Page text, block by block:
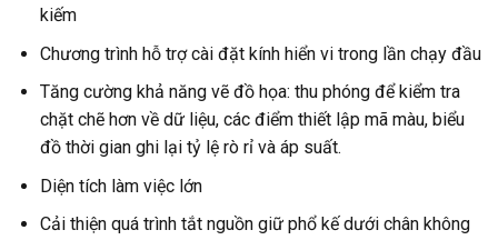
kiếm
Chương trình hỗ trợ cài đặt kính hiển vi trong lần chạy đầu
Tăng cường khả năng vẽ đồ họa: thu phóng để kiểm tra
chặt chẽ hơn về dữ liệu, các điểm thiết lập mã màu, biểu
đồ thời gian ghi lại tỷ lệ rò rỉ và áp suất.
Diện tích làm việc lớn
Cải thiện quá trình tắt nguồn giữ phổ kế dưới chân không